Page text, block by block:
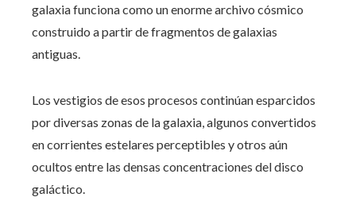
galaxia funciona como un enorme archivo cósmico
construido a partir de fragmentos de galaxias
antiguas.
Los vestigios de esos procesos continúan esparcidos
por diversas zonas de la galaxia, algunos convertidos
en corrientes estelares perceptibles y otros aún
ocultos entre las densas concentraciones del disco
galáctico.